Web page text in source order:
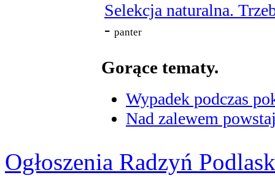
Selekcja naturalna.
- panter
Gorące tematy.
Wypadek podczas
Nad zalewem
Ogłoszenia Radzyń